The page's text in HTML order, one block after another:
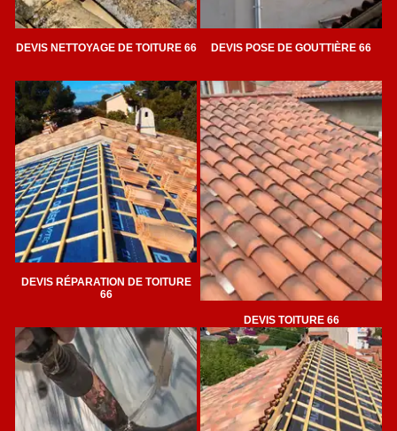
DEVIS NETTOYAGE DE TOITURE 66 DEVIS POSE DE GOUTTIÈRE 66
DEVIS RÉPARATION DE TOITURE
66
DEVIS TOITURE 66